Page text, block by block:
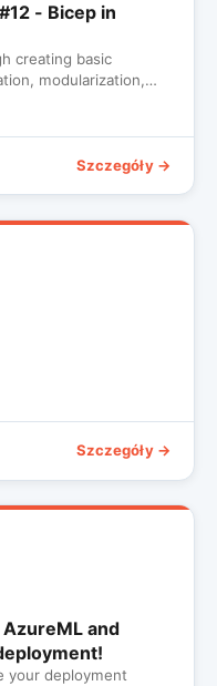
- Bicep in
creating basic
modularization,
Szczegóły →
Szczegóły →
and
your deployment